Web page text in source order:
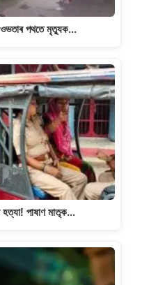
ওভতাৰ পথতে মৃত্যুক…
পাষাণ মাতৃক…